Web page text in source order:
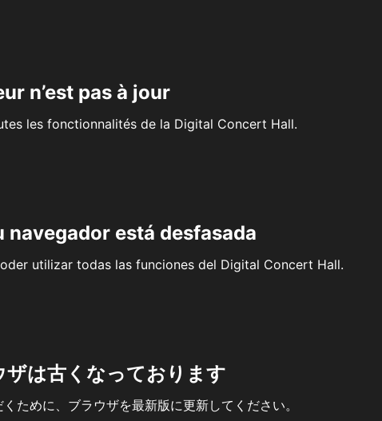
n’est pas à jour
les fonctionnalités de la Digital Concert Hall.
navegador está desfasada
utilizar todas las funciones del Digital Concert Hall.
は古くなっております
ために、ブラウザを最新版に更新してください。